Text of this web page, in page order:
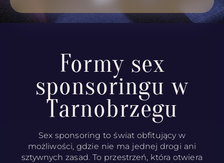
Formy sex
sponsoringu w
Tarnobrzegu
Sex sponsoring to świat obfitujący w
możliwości, gdzie nie ma jednej drogi ani
sztywnych zasad. To przestrzeń, która otwiera